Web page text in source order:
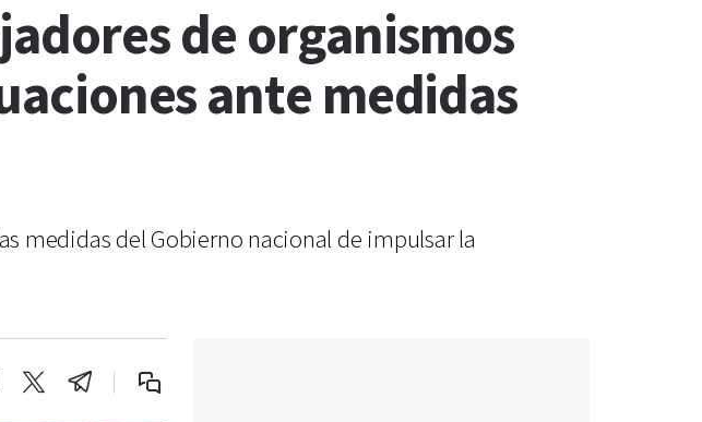
de organismos
ante medidas
medidas del Gobierno nacional de impulsar la